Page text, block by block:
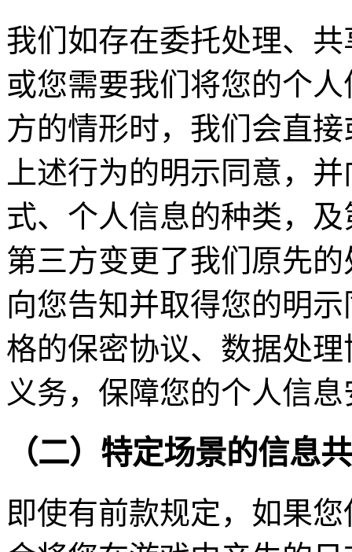
我们如存在委托处理、
或您需要我们将您的个
方的情形时，我们会直
上述行为的明示同意，
式、个人信息的种类，
第三方变更了我们原先
向您告知并取得您的明
格的保密协议、数据处
义务，保障您的个人信
（二）特定场景的信息
即使有前款规定，如果